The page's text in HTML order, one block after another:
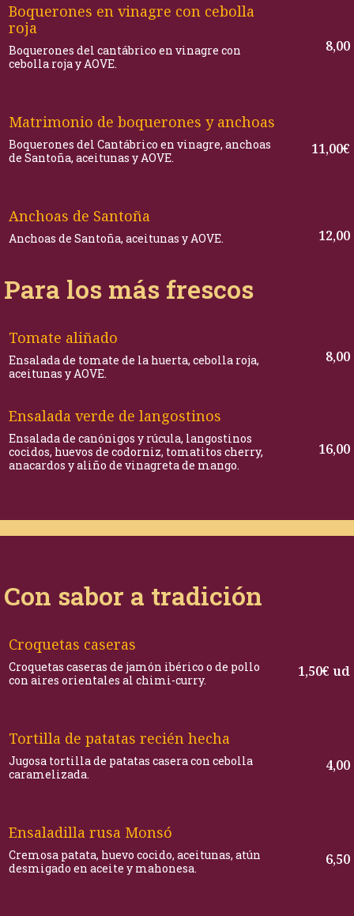
Boquerones en vinagre con cebolla
roja
Boquerones del cantábrico en vinagre con
cebolla roja y AOVE.
8,00
Matrimonio de boquerones y anchoas
Boquerones del Cantábrico en vinagre, anchoas
de Santoña, aceitunas y AOVE.
11,00€
Anchoas de Santoña
Anchoas de Santoña, aceitunas y AOVE. 12,00
Para los más frescos
Tomate aliñado
Ensalada de tomate de la huerta, cebolla roja,
aceitunas y AOVE.
8,00
Ensalada verde de langostinos
Ensalada de canónigos y rúcula, langostinos
cocidos, huevos de codorniz, tomatitos cherry,
anacardos y aliño de vinagreta de mango.
16,00
Con sabor a tradición
Croquetas caseras
Croquetas caseras de jamón ibérico o de pollo
con aires orientales al chimi-curry.
1,50€ ud
Tortilla de patatas recién hecha
Jugosa tortilla de patatas casera con cebolla
caramelizada.
4,00
Ensaladilla rusa Monsó
Cremosa patata, huevo cocido, aceitunas, atún
desmigado en aceite y mahonesa.
6,50